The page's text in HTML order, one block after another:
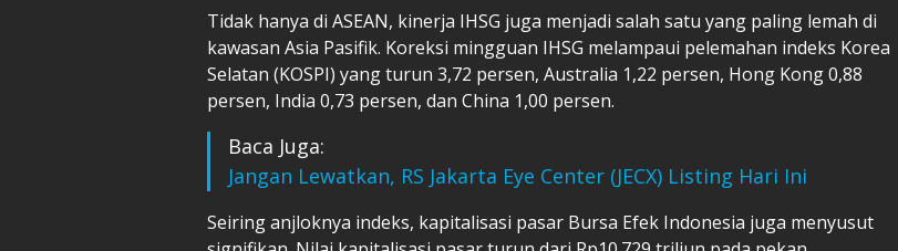
Tidak hanya di ASEAN, kinerja IHSG juga menjadi salah satu yang paling lemah di
kawasan Asia Pasifik. Koreksi mingguan IHSG melampaui pelemahan indeks Korea
Selatan (KOSPI) yang turun 3,72 persen, Australia 1,22 persen, Hong Kong 0,88
persen, India 0,73 persen, dan China 1,00 persen.
Baca Juga:
Jangan Lewatkan, RS Jakarta Eye Center (JECX) Listing Hari Ini
Seiring anjloknya indeks, kapitalisasi pasar Bursa Efek Indonesia juga menyusut